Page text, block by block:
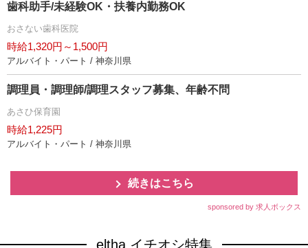
歯科助手/未経験OK・扶養内勤務OK
おさない歯科医院
時給1,320円～1,500円
アルバイト・パート / 神奈川県
調理員・調理師/調理スタッフ募集、年齢不問
あさひ保育園
時給1,225円
アルバイト・パート / 神奈川県
続きはこちら
sponsored by 求人ボックス
eltha イチオシ特集